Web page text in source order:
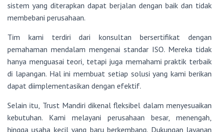
sistem yang diterapkan dapat berjalan dengan baik dan tidak
membebani perusahaan.
Tim kami terdiri dari konsultan bersertifikat dengan
pemahaman mendalam mengenai standar ISO. Mereka tidak
hanya menguasai teori, tetapi juga memahami praktik terbaik
di lapangan. Hal ini membuat setiap solusi yang kami berikan
dapat diimplementasikan dengan efektif.
Selain itu, Trust Mandiri dikenal fleksibel dalam menyesuaikan
kebutuhan. Kami melayani perusahaan besar, menengah,
hingga usaha kecil yang baru berkembang. Dukungan layanan